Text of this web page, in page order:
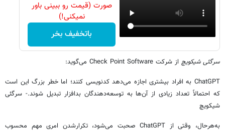
صورت (قیمت رو ببینی باور
نمیکنی!)
باتخفیف بخر
سرگئی شیکویچ از شرکت Check Point Software می‌گوید:
ChatGPT به افراد بیشتری اجازه می‌دهد کدنویسی کنند؛ اما خطر بزرگ این است
که احتمالاً تعداد زیادی از آن‌ها به توسعه‌دهندگان بدافزار تبدیل شوند.- سرگئی
شیکویچ
به‌هرحال، وقتی از ChatGPT صحبت می‌شود، تکرارشدن امری مهم محسوب